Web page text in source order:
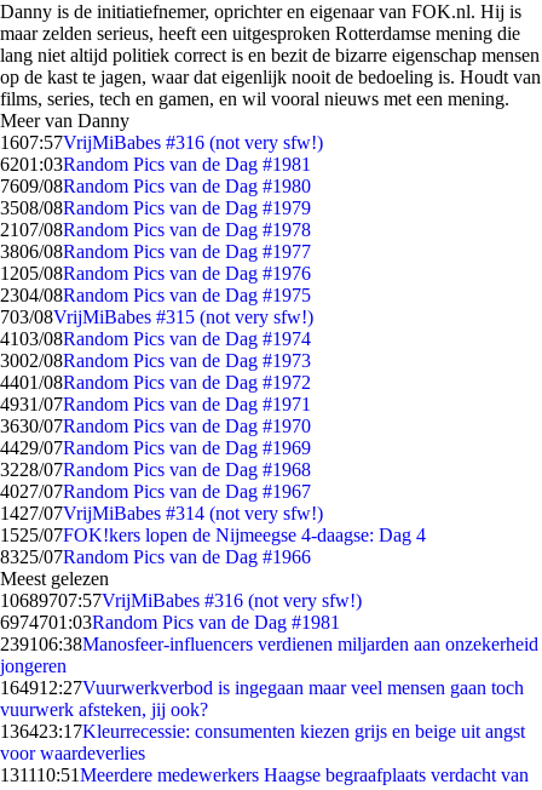
Danny is de initiatiefnemer, oprichter en eigenaar van FOK.nl. Hij is
maar zelden serieus, heeft een uitgesproken Rotterdamse mening die
lang niet altijd politiek correct is en bezit de bizarre eigenschap mensen
op de kast te jagen, waar dat eigenlijk nooit de bedoeling is. Houdt van
films, series, tech en gamen, en wil vooral nieuws met een mening.
Meer van Danny
1607:57VrijMiBabes #316 (not very sfw!)
6201:03Random Pics van de Dag #1981
7609/08Random Pics van de Dag #1980
3508/08Random Pics van de Dag #1979
2107/08Random Pics van de Dag #1978
3806/08Random Pics van de Dag #1977
1205/08Random Pics van de Dag #1976
2304/08Random Pics van de Dag #1975
703/08VrijMiBabes #315 (not very sfw!)
4103/08Random Pics van de Dag #1974
3002/08Random Pics van de Dag #1973
4401/08Random Pics van de Dag #1972
4931/07Random Pics van de Dag #1971
3630/07Random Pics van de Dag #1970
4429/07Random Pics van de Dag #1969
3228/07Random Pics van de Dag #1968
4027/07Random Pics van de Dag #1967
1427/07VrijMiBabes #314 (not very sfw!)
1525/07FOK!kers lopen de Nijmeegse 4-daagse: Dag 4
8325/07Random Pics van de Dag #1966
Meest gelezen
10689707:57VrijMiBabes #316 (not very sfw!)
6974701:03Random Pics van de Dag #1981
239106:38Manosfeer-influencers verdienen miljarden aan onzekerheid
jongeren
164912:27Vuurwerkverbod is ingegaan maar veel mensen gaan toch
vuurwerk afsteken, jij ook?
136423:17Kleurrecessie: consumenten kiezen grijs en beige uit angst
voor waardeverlies
131110:51Meerdere medewerkers Haagse begraafplaats verdacht van